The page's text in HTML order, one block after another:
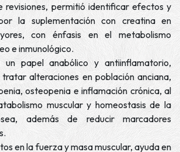
revisiones, permitió identificar efectos y
la suplementación con creatina en
con énfasis en el metabolismo
e inmunológico.
un papel anabólico y antiinflamatorio,
alteraciones en población anciana,
osteopenia e inflamación crónica, al
muscular y homeostasis de la
además de reducir marcadores
en la fuerza y masa muscular, ayuda en